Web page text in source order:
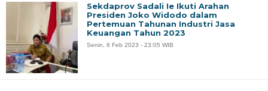
Sekdaprov Sadali Ie Ikuti Arahan
Presiden Joko Widodo dalam
Pertemuan Tahunan Industri Jasa
Keuangan Tahun 2023
Senin, 6 Feb 2023 - 23:05 WIB